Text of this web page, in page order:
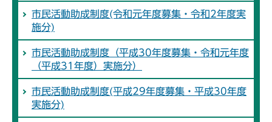
市民活動助成制度(令和元年度募集・令和2年度実
施分)
市民活動助成制度（平成30年度募集・令和元年度
（平成31年度）実施分）
市民活動助成制度(平成29年度募集・平成30年度
実施分)